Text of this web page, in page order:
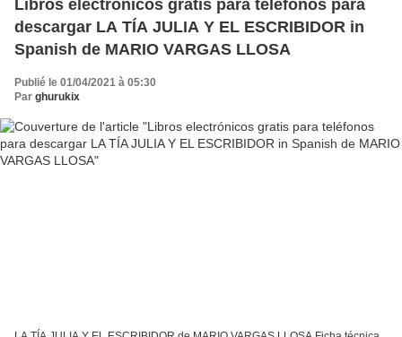
Libros electrónicos gratis para teléfonos para
descargar LA TÍA JULIA Y EL ESCRIBIDOR in
Spanish de MARIO VARGAS LLOSA
Publié le 01/04/2021 à 05:30
Par ghurukix